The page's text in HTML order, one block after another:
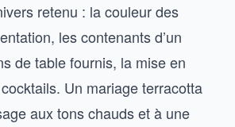
retenu : la couleur des
les contenants d’un
de table fournis, la mise en
Un mariage terracotta
aux tons chauds et à une